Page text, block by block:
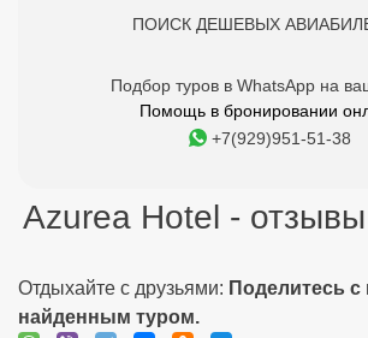
ПОИСК ДЕШЕВЫХ
Подбор туров в WhatsApp на
Помощь в бронировании
+7(929)951-51-38
Azurea Hotel - отзывы
Отдыхайте с друзьями: Поделитесь с
найденным туром.